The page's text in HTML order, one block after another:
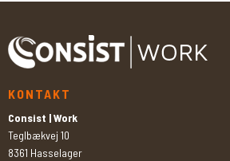
KONTAKT
Consist | Work
Teglbækvej 10
8361 Hasselager